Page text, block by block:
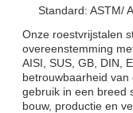
Standard: ASTM/
Onze roestvrijstalen
overeenstemming
AISI, SUS, GB, DIN,
betrouwbaarheid
gebruik in een breed
bouw, productie en